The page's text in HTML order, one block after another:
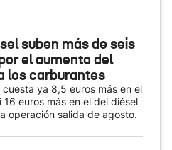
suben más de seis
el aumento del
los carburantes
ya 8,5 euros más en el
euros más en el del diésel
operación salida de agosto.